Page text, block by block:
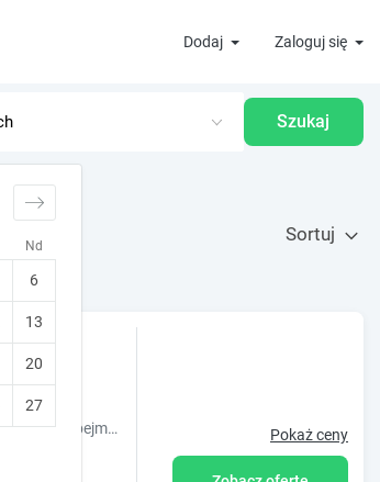
Dodaj Zaloguj się
Nd
6
13
20
27
Szukaj
Sortuj
Oferta obiektu Hostel Helios położonego w miejscowości Września obejmuje ogród. Na miejscu dostępny jest sprzęt do grillowania oraz bezpłatny Pokaż ceny